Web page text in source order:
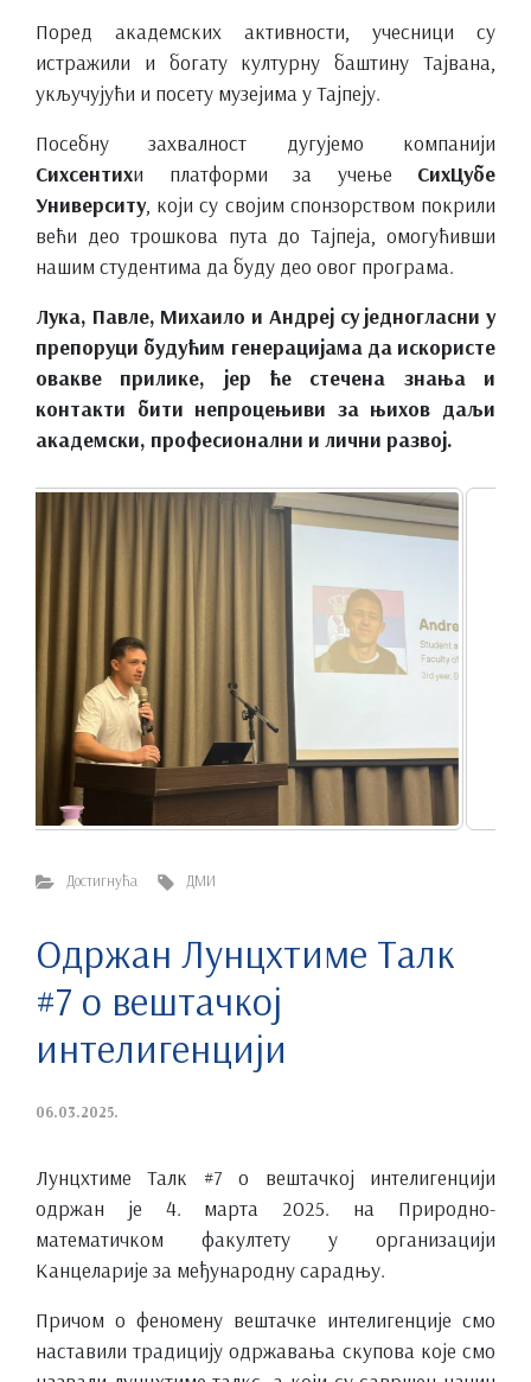
Поред академских активности, учесници су
истражили и богату културну баштину Тајвана,
укључујући и посету музејима у Тајпеју.
Посебну захвалност дугујемо компанији
Сиxсентиxи платформи за учење СиxЦубе
Университy, који су својим спонзорством покрили
већи део трошкова пута до Тајпеја, омогућивши
нашим студентима да буду део овог програма.
Лука, Павле, Михаило и Андреј су једногласни у
препоруци будућим генерацијама да искористе
овакве прилике, јер ће стечена знања и
контакти бити непроцењиви за њихов даљи
академски, професионални и лични развој.
Достигнућа ДМИ
Одржан Лунцхтиме Талк
#7 о вештачкој
интелигенцији
06.03.2025.
Лунцхтиме Талк #7 о вештачкој интелигенцији
одржан је 4. марта 2025. на Природно-
математичком факултету у организацији
Канцеларије за међународну сарадњу.
Причом о феномену вештачке интелигенције смо
наставили традицију одржавања скупова које смо